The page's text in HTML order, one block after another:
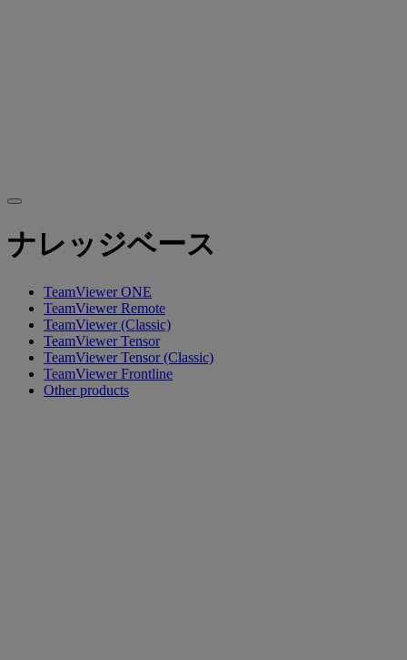
ナレッジベース
TeamViewer ONE
TeamViewer Remote
TeamViewer (Classic)
TeamViewer Tensor
TeamViewer Tensor (Classic)
TeamViewer Frontline
Other products